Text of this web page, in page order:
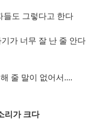
들도 그렇다고 한다
가 너무 잘 난 줄 안다
줄 말이 없어서....
리가 크다